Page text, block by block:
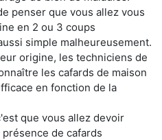
penser que vous allez vous
en 2 ou 3 coups
simple malheureusement.
origine, les techniciens de
les cafards de maison
en fonction de la
que vous allez devoir
de cafards